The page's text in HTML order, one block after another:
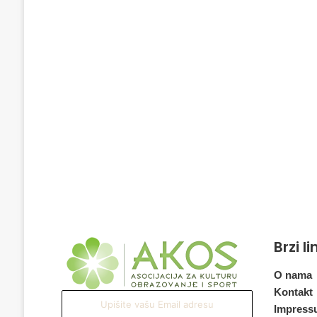
Brzi
O nama
Kontakt